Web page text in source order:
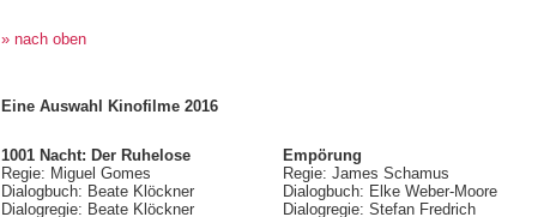
» nach oben
Eine Auswahl Kinofilme 2016
1001 Nacht: Der Ruhelose
Regie: Miguel Gomes
Dialogbuch: Beate Klöckner
Dialogregie: Beate Klöckner
Empörung
Regie: James Schamus
Dialogbuch: Elke Weber-Moore
Dialogregie: Stefan Fredrich